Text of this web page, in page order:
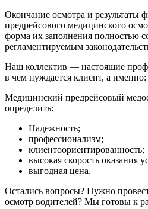
Окончание осмотра и результаты
предрейсового медицинского
форма их заполнения полностью
регламентируемым
Наш коллектив — настоящие
в чем нуждается клиент, а именно:
Медицинский предрейсовый
определить:
Надежность;
профессионализм;
клиентоориентированность;
высокая скорость оказания
выгодная цена.
Остались вопросы? Нужно
осмотр водителей? Мы готовы к